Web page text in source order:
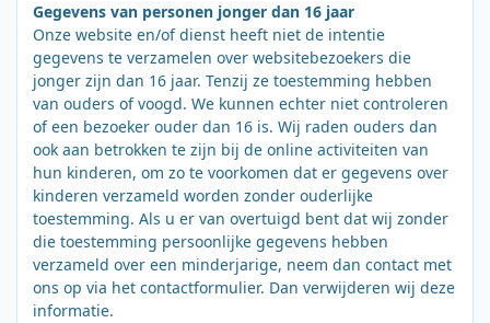
Gegevens van personen jonger dan 16 jaar
Onze website en/of dienst heeft niet de intentie
gegevens te verzamelen over websitebezoekers die
jonger zijn dan 16 jaar. Tenzij ze toestemming hebben
van ouders of voogd. We kunnen echter niet controleren
of een bezoeker ouder dan 16 is. Wij raden ouders dan
ook aan betrokken te zijn bij de online activiteiten van
hun kinderen, om zo te voorkomen dat er gegevens over
kinderen verzameld worden zonder ouderlijke
toestemming. Als u er van overtuigd bent dat wij zonder
die toestemming persoonlijke gegevens hebben
verzameld over een minderjarige, neem dan contact met
ons op via het contactformulier. Dan verwijderen wij deze
informatie.